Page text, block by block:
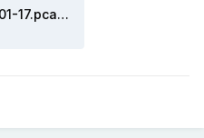
capture-Bridge1-Sep 13 14-01-17.pcapng